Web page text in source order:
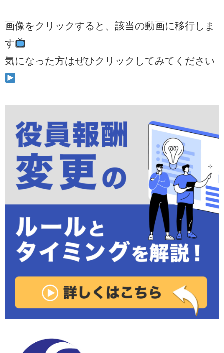
画像をクリックすると、該当の動画に移行しま
す
気になった方はぜひクリックしてみてください